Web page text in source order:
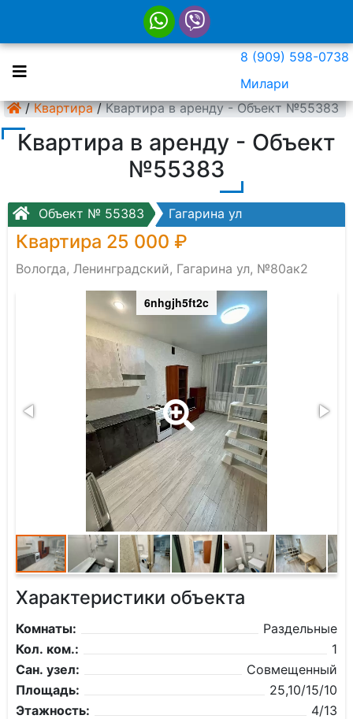
8 (909) 598-0738
Милари
/ Квартира / Квартира в аренду - Объект №55383
Квартира в аренду - Объект
№55383
Объект № 55383 Гагарина ул
Квартира 25 000 ₽
Вологда, Ленинградский, Гагарина ул, №80ак2
6nhgjh5ft2c
Характеристики объекта
Комнаты:
Раздельные
Кол. ком.:
1
Сан. узел:
Совмещенный
Площадь:
25,10/15/10
Этажность:
4/13